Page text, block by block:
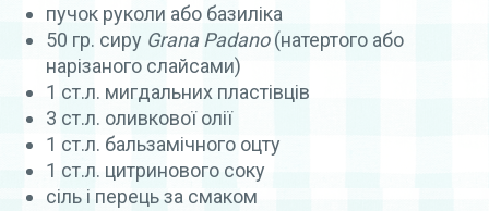
пучок руколи або базиліка
50 гр. сиру Grana Padano(натертого або
нарізаного слайсами)
1 ст.л. мигдальних пластівців
3 ст.л. оливкової олії
1 ст.л. бальзамічного оцту
1 ст.л. цитринового соку
сіль і перець за смаком